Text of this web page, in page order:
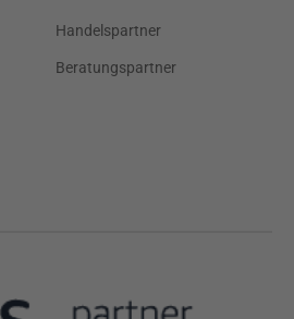
Handelspartner
Beratungspartner